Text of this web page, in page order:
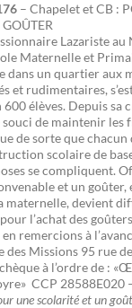
– Chapelet et CB :
Lazariste
Maternelle et
dans un quartier aux
et rudimentaires,
élèves. Depuis sa
souci de maintenir les
de sorte que chacun
scolaire de
se compliquent.
et un
maternelle, devient
l’achat des
remercions à
des Missions 95 rue
à l’ordre de :
CCP 28588E020
une scolarité et un